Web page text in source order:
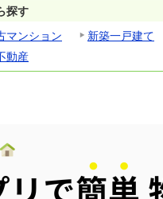
探す
マンション 新築一戸建て
動産